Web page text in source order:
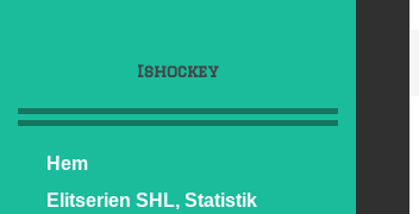
Ishockey
Hem
Elitserien SHL, Statistik